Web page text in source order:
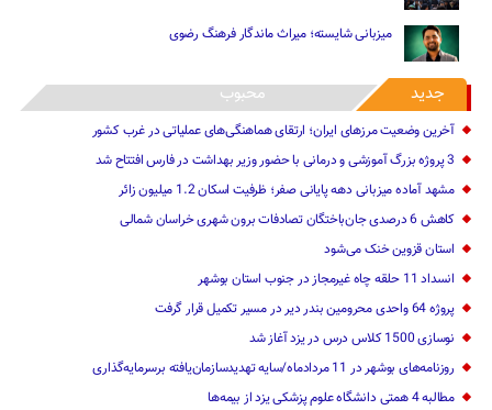
میزبانی شایسته؛ میراث ماندگار فرهنگ رضوی
جدید محبوب
آخرین وضعیت مرزهای ایران؛ ارتقای هماهنگی‌های عملیاتی در غرب کشور
3 پروژه بزرگ آموزشی و درمانی با حضور وزیر بهداشت در فارس افتتاح شد
مشهد آماده میزبانی دهه پایانی صفر؛ ظرفیت اسکان 1.2 میلیون زائر
کاهش 6 درصدی جان‌باختگان تصادفات برون شهری خراسان شمالی
استان قزوین خنک‌ می‌شود
انسداد 11 حلقه چاه غیرمجاز در جنوب استان بوشهر
پروژه 64 واحدی محرومین بندر دیر در مسیر تکمیل قرار گرفت
نوسازی 1500 کلاس درس در یزد آغاز شد
روزنامه‌های بوشهر در 11 مردادماه/سایه تهدیدسازمان‌یافته برسرمایه‌گذاری
مطالبه 4 همتی دانشگاه علوم پزشکی یزد از بیمه‌ها